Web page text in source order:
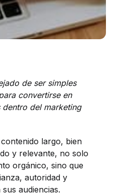
de ser simples
convertirse en
dentro del marketing
largo, bien
y relevante, no solo
orgánico, sino que
autoridad y
audiencias.